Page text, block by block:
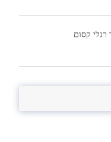
רגלי קסום